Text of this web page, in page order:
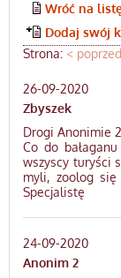
Wróć na
Dodaj swój
Strona: <
26-09-2020
Zbyszek
Drogi Anonimie
Co do
wszyscy turyści
myli, zoolog
Specjalistę
24-09-2020
Anonim 2